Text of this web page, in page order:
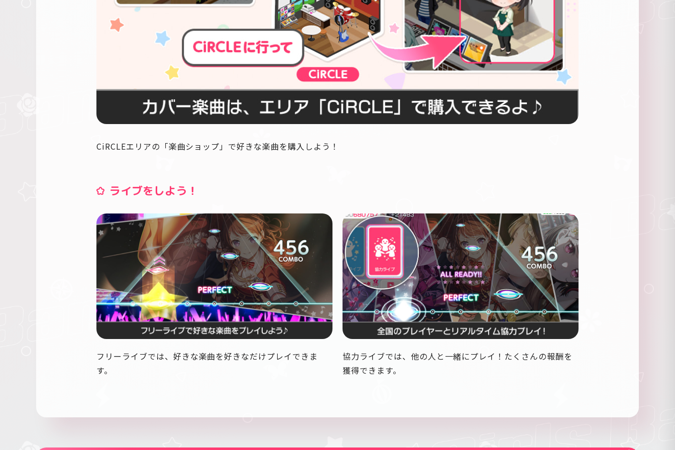
CiRCLEエリアの「楽曲ショップ」で好きな楽曲を購入しよう！
ライブをしよう！
フリーライブでは、好きな楽曲を好きなだけプレイできま
す。
協力ライブでは、他の人と一緒にプレイ！たくさんの報酬を
獲得できます。